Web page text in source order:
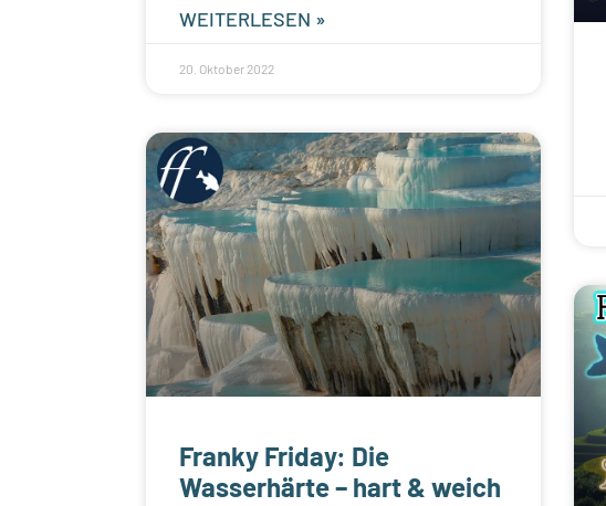
WEITERLESEN »
20. Oktober 2022
Franky Friday: Die
Wasserhärte – hart & weich